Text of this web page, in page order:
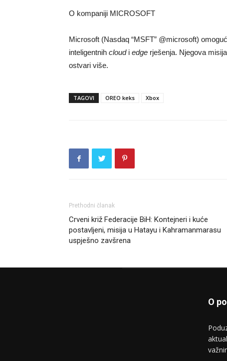
O kompaniji MICROSOFT
Microsoft (Nasdaq “MSFT” @microsoft)
inteligentnih cloudi edge rješenja. Njegova
ostvari više.
TAGOVI OREO keks Xbox
Prethodni članak
Crveni križ Federacije BiH: Kontejneri i kuće
postavljeni, misija u Hatayu i Kahramanmarasu
uspješno zavšrena
O